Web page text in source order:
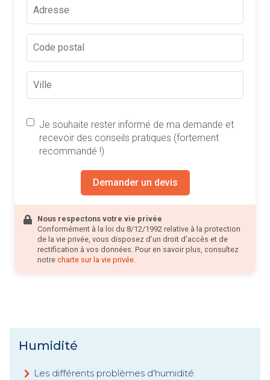
Je souhaite rester informé de ma demande et
recevoir des conseils pratiques (fortement
recommandé !)
Demander un devis
Nous respectons votre vie privée
Conformément à la loi du 8/12/1992 relative à la protection
de la vie privée, vous disposez d’un droit d’accès et de
rectification à vos données. Pour en savoir plus, consultez
notre charte sur la vie privée.
Humidité
Les différents problèmes d'humidité